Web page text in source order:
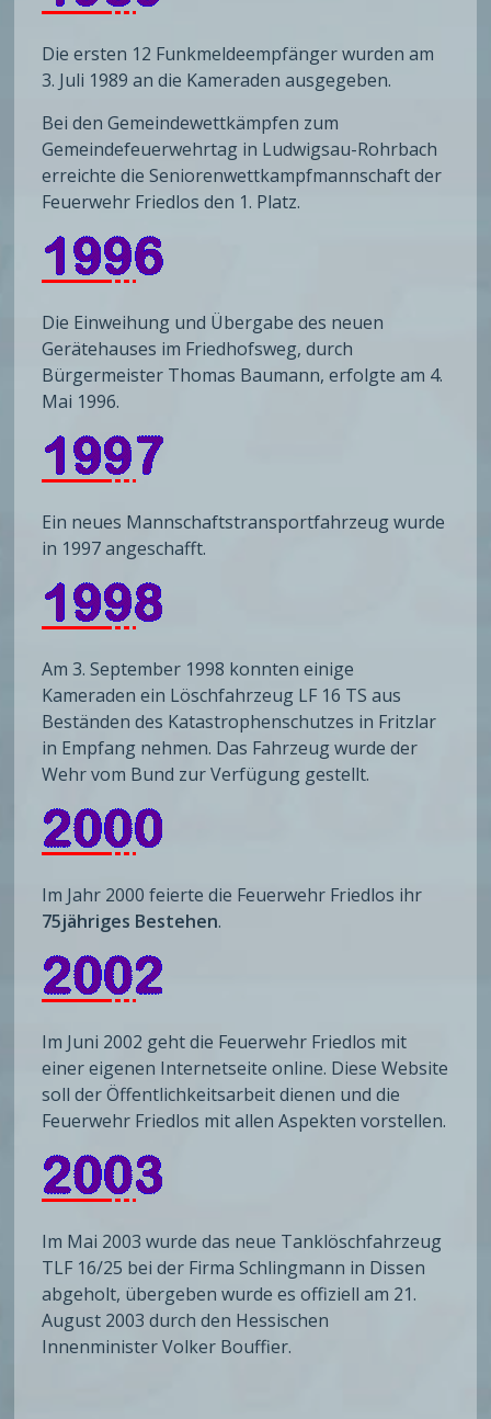
Die ersten 12 Funkmeldeempfänger wurden am
3. Juli 1989 an die Kameraden ausgegeben.
Bei den Gemeindewettkämpfen zum
Gemeindefeuerwehrtag in Ludwigsau-Rohrbach
erreichte die Seniorenwettkampfmannschaft der
Feuerwehr Friedlos den 1. Platz.
Die Einweihung und Übergabe des neuen
Gerätehauses im Friedhofsweg, durch
Bürgermeister Thomas Baumann, erfolgte am 4.
Mai 1996.
Ein neues Mannschaftstransportfahrzeug wurde
in 1997 angeschafft.
Am 3. September 1998 konnten einige
Kameraden ein Löschfahrzeug LF 16 TS aus
Beständen des Katastrophenschutzes in Fritzlar
in Empfang nehmen. Das Fahrzeug wurde der
Wehr vom Bund zur Verfügung gestellt.
Im Jahr 2000 feierte die Feuerwehr Friedlos ihr
75jähriges Bestehen.
Im Juni 2002 geht die Feuerwehr Friedlos mit
einer eigenen Internetseite online. Diese Website
soll der Öffentlichkeitsarbeit dienen und die
Feuerwehr Friedlos mit allen Aspekten vorstellen.
Im Mai 2003 wurde das neue Tanklöschfahrzeug
TLF 16/25 bei der Firma Schlingmann in Dissen
abgeholt, übergeben wurde es offiziell am 21.
August 2003 durch den Hessischen
Innenminister Volker Bouffier.